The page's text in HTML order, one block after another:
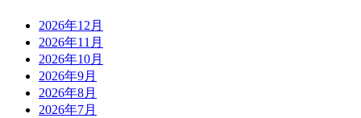
2026年12月
2026年11月
2026年10月
2026年9月
2026年8月
2026年7月